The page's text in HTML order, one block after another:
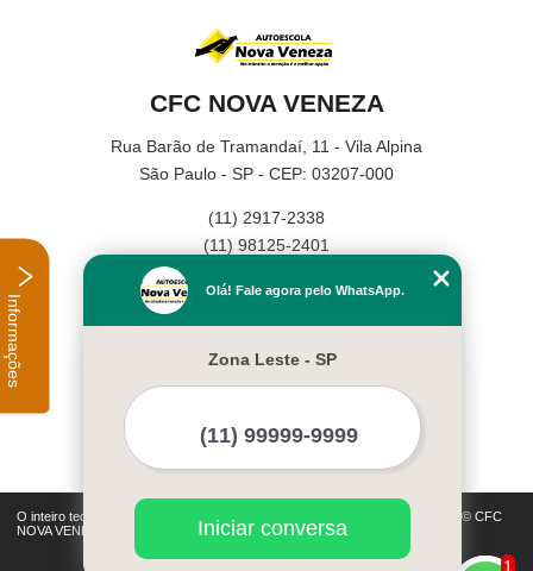
CFC NOVA VENEZA
Rua Barão de Tramandaí, 11 - Vila Alpina
São Paulo - SP - CEP: 03207-000
(11) 2917-2338
(11) 98125-2401
Home
Serviços
Mapa do site
Mais Serviços
O inteiro teor deste site está sujeito à proteção de direitos autorais. Copyright© CFC
NOVA VENEZA (Lei 9610 de 19/02/1998)
1
Olá! Fale agora pelo WhatsApp.
Zona Leste - SP
Iniciar conversa
Informações